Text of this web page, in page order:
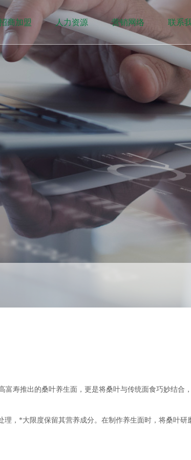
商加盟 人力资源 营销网络 联系
寿推出的桑叶养生面，更是将桑叶与传统面食巧妙结合
，*大限度保留其营养成分。在制作养生面时，将桑叶研